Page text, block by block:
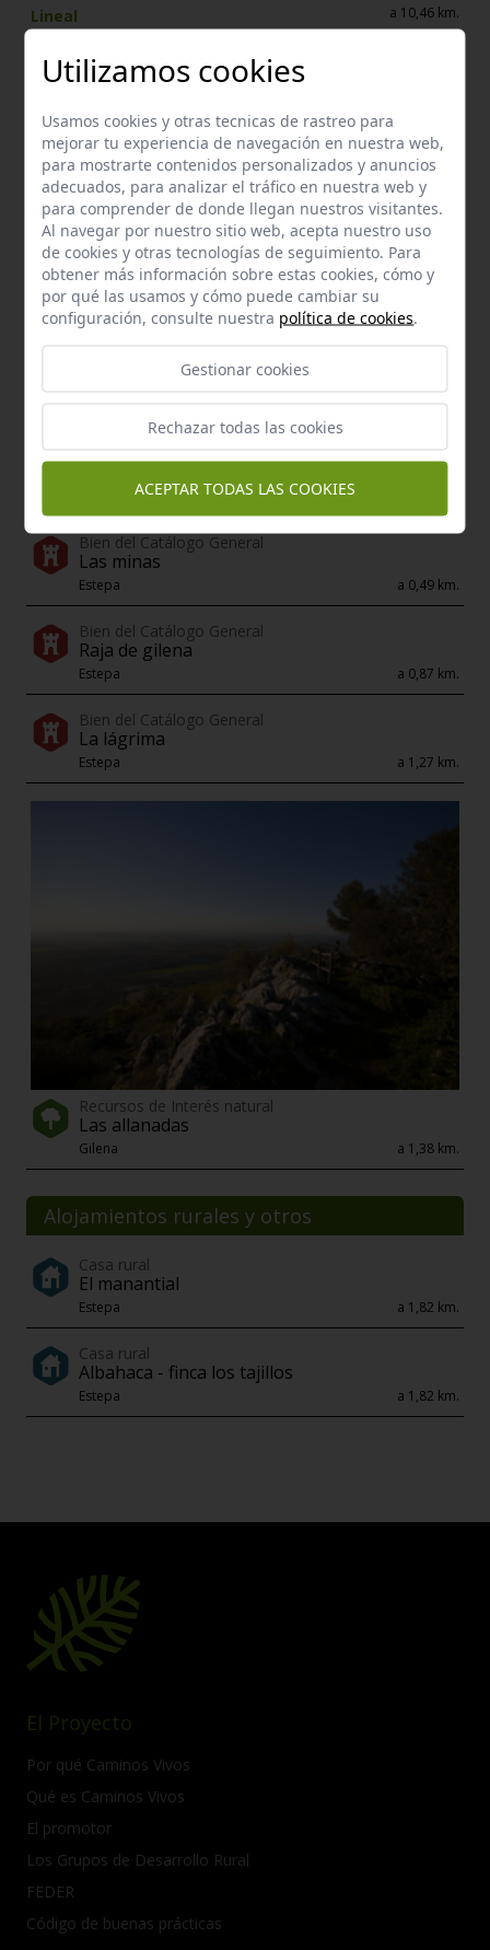
Lineal
a 10,46 km.
Bien del Catálogo General
Las minas
Estepa a 0,49 km.
Bien del Catálogo General
Raja de gilena
Estepa a 0,87 km.
Bien del Catálogo General
La lágrima
Estepa a 1,27 km.
Recursos de Interés natural
Las allanadas
Gilena a 1,38 km.
Alojamientos rurales y otros
Casa rural
El manantial
Estepa a 1,82 km.
Casa rural
Albahaca - finca los tajillos
Estepa a 1,82 km.
El Proyecto
Por qué Caminos Vivos
Qué es Caminos Vivos
El promotor
Los Grupos de Desarrollo Rural
FEDER
Código de buenas prácticas
Utilizamos cookies
Usamos cookies y otras tecnicas de rastreo para
mejorar tu experiencia de navegación en nuestra web,
para mostrarte contenidos personalizados y anuncios
adecuados, para analizar el tráfico en nuestra web y
para comprender de donde llegan nuestros visitantes.
Al navegar por nuestro sitio web, acepta nuestro uso
de cookies y otras tecnologías de seguimiento. Para
obtener más información sobre estas cookies, cómo y
por qué las usamos y cómo puede cambiar su
configuración, consulte nuestra política de cookies.
Gestionar cookies
Rechazar todas las cookies
ACEPTAR TODAS LAS COOKIES